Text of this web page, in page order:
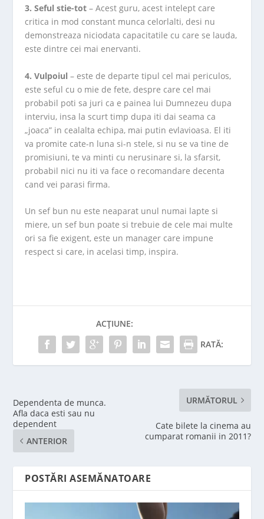
3. Seful stie-tot – Acest guru, acest intelept care
critica in mod constant munca celorlalti, desi nu
demonstreaza niciodata capacitatile cu care se lauda,
este dintre cei mai enervanti.
4. Vulpoiul – este de departe tipul cel mai periculos,
este seful cu o mie de fete, despre care cel mai
probabil poti sa juri ca e painea lui Dumnezeu dupa
interviu, insa la scurt timp dupa iti dai seama ca
„joaca” in cealalta echipa, mai putin evlavioasa. El iti
va promite cate-n luna si-n stele, si nu se va tine de
promisiuni, te va minti cu nerusinare si, la sfarsit,
probabil nici nu iti va face o recomandare decenta
cand vei parasi firma.
Un sef bun nu este neaparat unul numai lapte si
miere, un sef bun poate si trebuie de cele mai multe
ori sa fie exigent, este un manager care impune
respect si care, in acelasi timp, inspira.
ACȚIUNE:
RATĂ:
Dependenta de munca.
Afla daca esti sau nu
dependent
ANTERIOR
URMĂTORUL
Cate bilete la cinema au
cumparat romanii in 2011?
POSTĂRI ASEMĂNATOARE